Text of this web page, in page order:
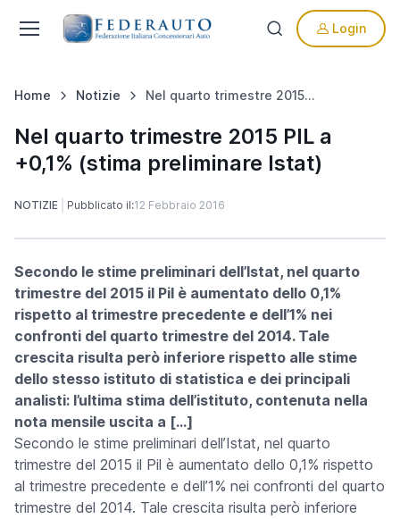
Login
Home Notizie Nel quarto trimestre 2015 PIL a +0,1% (stima preliminare Istat)
Nel quarto trimestre 2015 PIL a
+0,1% (stima preliminare Istat)
NOTIZIE Pubblicato il:12 Febbraio 2016
Secondo le stime preliminari dell’Istat, nel quarto
trimestre del 2015 il Pil è aumentato dello 0,1%
rispetto al trimestre precedente e dell’1% nei
confronti del quarto trimestre del 2014. Tale
crescita risulta però inferiore rispetto alle stime
dello stesso istituto di statistica e dei principali
analisti: l’ultima stima dell’istituto, contenuta nella
nota mensile uscita a […]
Secondo le stime preliminari dell’Istat, nel quarto
trimestre del 2015 il Pil è aumentato dello 0,1% rispetto
al trimestre precedente e dell’1% nei confronti del quarto
trimestre del 2014. Tale crescita risulta però inferiore